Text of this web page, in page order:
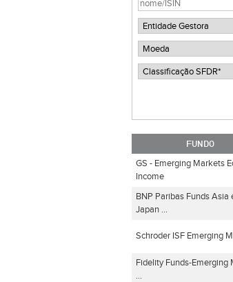
FUNDO
GS - Emerging Markets
Income
BNP Paribas Funds Asia
Japan ...
Schroder ISF Emerging
Fidelity Funds-Emerging
...